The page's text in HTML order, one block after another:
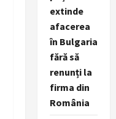
extinde
afacerea
în Bulgaria
fără să
renunți la
firma din
România